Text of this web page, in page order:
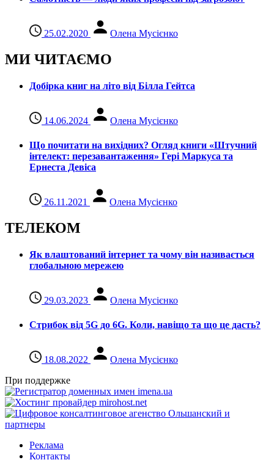
25.02.2020 Олена Мусієнко
МИ ЧИТАЄМО
Добірка книг на літо від Білла Гейтса
14.06.2024 Олена Мусієнко
Що почитати на вихідних? Огляд книги «Штучний
інтелект: перезавантаження» Гері Маркуса та
Ернеста Девіса
26.11.2021 Олена Мусієнко
ТЕЛЕКОМ
Як влаштований інтернет та чому він називається
глобальною мережею
29.03.2023 Олена Мусієнко
Стрибок від 5G до 6G. Коли, навіщо та що це даcть?
18.08.2022
Олена Мусієнко
При поддержке
Реклама
Контакты